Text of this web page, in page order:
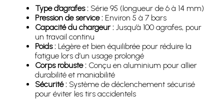
Type d’agrafes : Série 95 (longueur de 6 à 14 mm)
Pression de service : Environ 5 à 7 bars
Capacité du chargeur : Jusqu’à 100 agrafes, pour
un travail continu
Poids : Légère et bien équilibrée pour réduire la
fatigue lors d’un usage prolongé
Corps robuste : Conçu en aluminium pour allier
durabilité et maniabilité
Sécurité : Système de déclenchement sécurisé
pour éviter les tirs accidentels